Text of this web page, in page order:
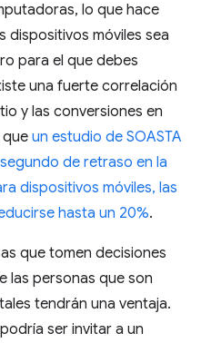
lo que hace
dispositivos móviles sea
para el que debes
una fuerte correlación
y las conversiones en
que un estudio de SOASTA
de retraso en la
dispositivos móviles, las
hasta un 20%.
que tomen decisiones
las personas que son
tendrán una ventaja.
ser invitar a un